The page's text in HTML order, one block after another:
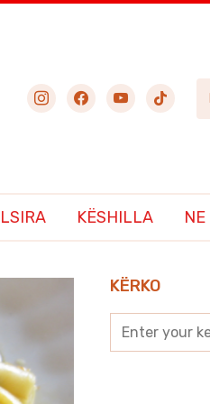
instagramfacebookyoutubetiktok
KËSHILLA NE
KËRKO